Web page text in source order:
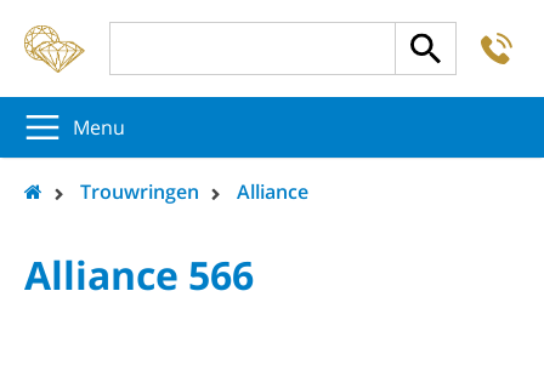
Menu
Trouwringen Alliance
Alliance 566